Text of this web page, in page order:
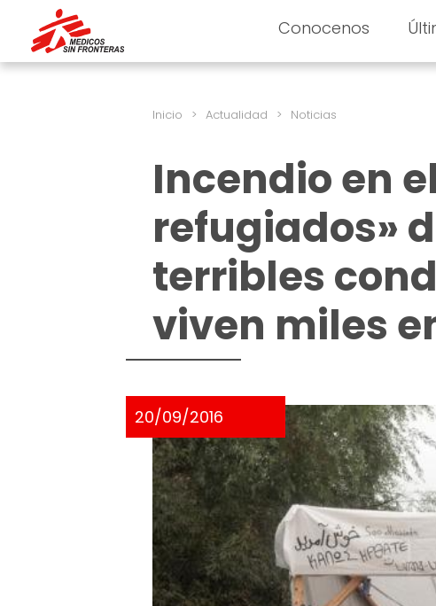
Conocenos
Inicio > Actualidad > Noticias
Incendio en
refugiados»
terribles
viven miles
20/09/2016